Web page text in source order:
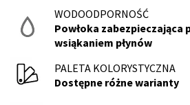
WODOODPORNOŚĆ
Powłoka zabezpieczająca
wsiąkaniem płynów
PALETA KOLORYSTYCZNA
Dostępne różne warianty